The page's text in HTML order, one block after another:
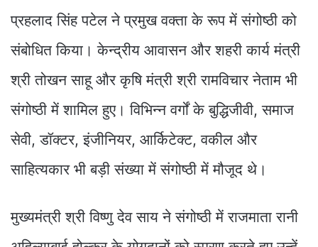
प्रहलाद सिंह पटेल ने प्रमुख वक्ता के रूप में संगोष्ठी को
संबोधित किया। केन्द्रीय आवासन और शहरी कार्य मंत्री
श्री तोखन साहू और कृषि मंत्री श्री रामविचार नेताम भी
संगोष्ठी में शामिल हुए। विभिन्न वर्गों के बुद्धिजीवी, समाज
सेवी, डॉक्टर, इंजीनियर, आर्किटेक्ट, वकील और
साहित्यकार भी बड़ी संख्या में संगोष्ठी में मौजूद थे।
मुख्यमंत्री श्री विष्णु देव साय ने संगोष्ठी में राजमाता रानी